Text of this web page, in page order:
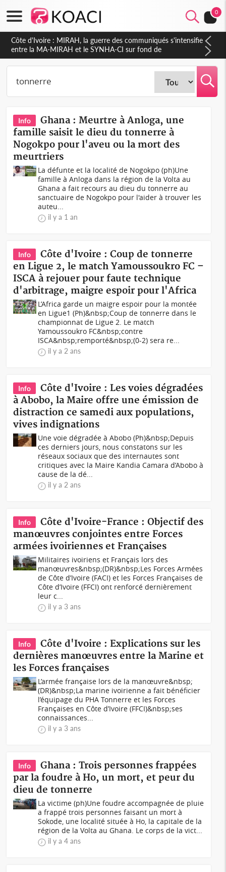
0
Côte d'Ivoire : MIRAH, la guerre des communiqués s'intensifie
entre la MA-MIRAH et le SYNHA-CI sur fond de
gouvernance et le projet de précompte sur les salaires des
agents
Info
Ghana : Meurtre à Anloga, une
famille saisit le dieu du tonnerre à
Nogokpo pour l'aveu ou la mort des
meurtriers
La défunte et la localité de Nogokpo (ph)Une
famille à Anloga dans la région de la Volta au
Ghana a fait recours au dieu du tonnerre au
sanctuaire de Nogokpo pour l'aider à trouver les
auteu...
il y a 1 an
Info
Côte d'Ivoire : Coup de tonnerre
en Ligue 2, le match Yamoussoukro FC –
ISCA à rejouer pour faute technique
d'arbitrage, maigre espoir pour l'Africa
L’Africa garde un maigre espoir pour la montée
en Ligue1 (Ph)&nbsp;Coup de tonnerre dans le
championnat de Ligue 2. Le match
Yamoussoukro FC&nbsp;contre
ISCA&nbsp;remporté&nbsp;(0-2) sera re...
il y a 2 ans
Info
Côte d'Ivoire : Les voies dégradées
à Abobo, la Maire offre une émission de
distraction ce samedi aux populations,
vives indignations
Une voie dégradée à Abobo (Ph)&nbsp;Depuis
ces derniers jours, nous constatons sur les
réseaux sociaux que des internautes sont
critiques avec la Maire Kandia Camara d’Abobo à
cause de la dé...
il y a 2 ans
Info
Côte d'Ivoire-France : Objectif des
manœuvres conjointes entre Forces
armées ivoiriennes et Françaises
Militaires ivoiriens et Français lors des
manœuvres&nbsp;(DR)&nbsp;Les Forces Armées
de Côte d’Ivoire (FACI) et les Forces Françaises de
Côte d’Ivoire (FFCI) ont renforcé dernièrement
leur c...
il y a 3 ans
Info
Côte d'Ivoire : Explications sur les
dernières manœuvres entre la Marine et
les Forces françaises
L’armée française lors de la manœuvre&nbsp;
(DR)&nbsp;La marine ivoirienne a fait bénéficier
l’équipage du PHA Tonnerre et les Forces
Françaises en Côte d’Ivoire (FFCI)&nbsp;ses
connaissances...
il y a 3 ans
Info
Ghana : Trois personnes frappées
par la foudre à Ho, un mort, et peur du
dieu de tonnerre
La victime (ph)Une foudre accompagnée de pluie
a frappé trois personnes faisant un mort à
Sokode, une localité située à Ho, la capitale de la
région de la Volta au Ghana. Le corps de la vict...
il y a 4 ans